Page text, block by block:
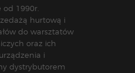
od 1990r.
hurtową i
do warsztatów
oraz ich
i
dystrybutorem